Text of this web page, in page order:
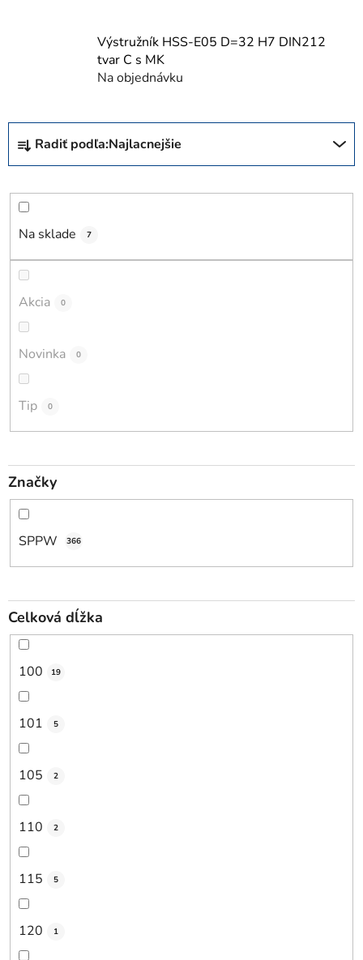
Výstružník HSS-E05 D=32 H7 DIN212
tvar C s MK
Na objednávku
R
d
e
e
o
Radiť podľa:Najlacnejšie
Na sklade 7
Akcia 0
Novinka 0
Tip 0
Značky
SPPW 366
Celková dĺžka
100 19
101 5
105 2
110 2
115 5
120 1